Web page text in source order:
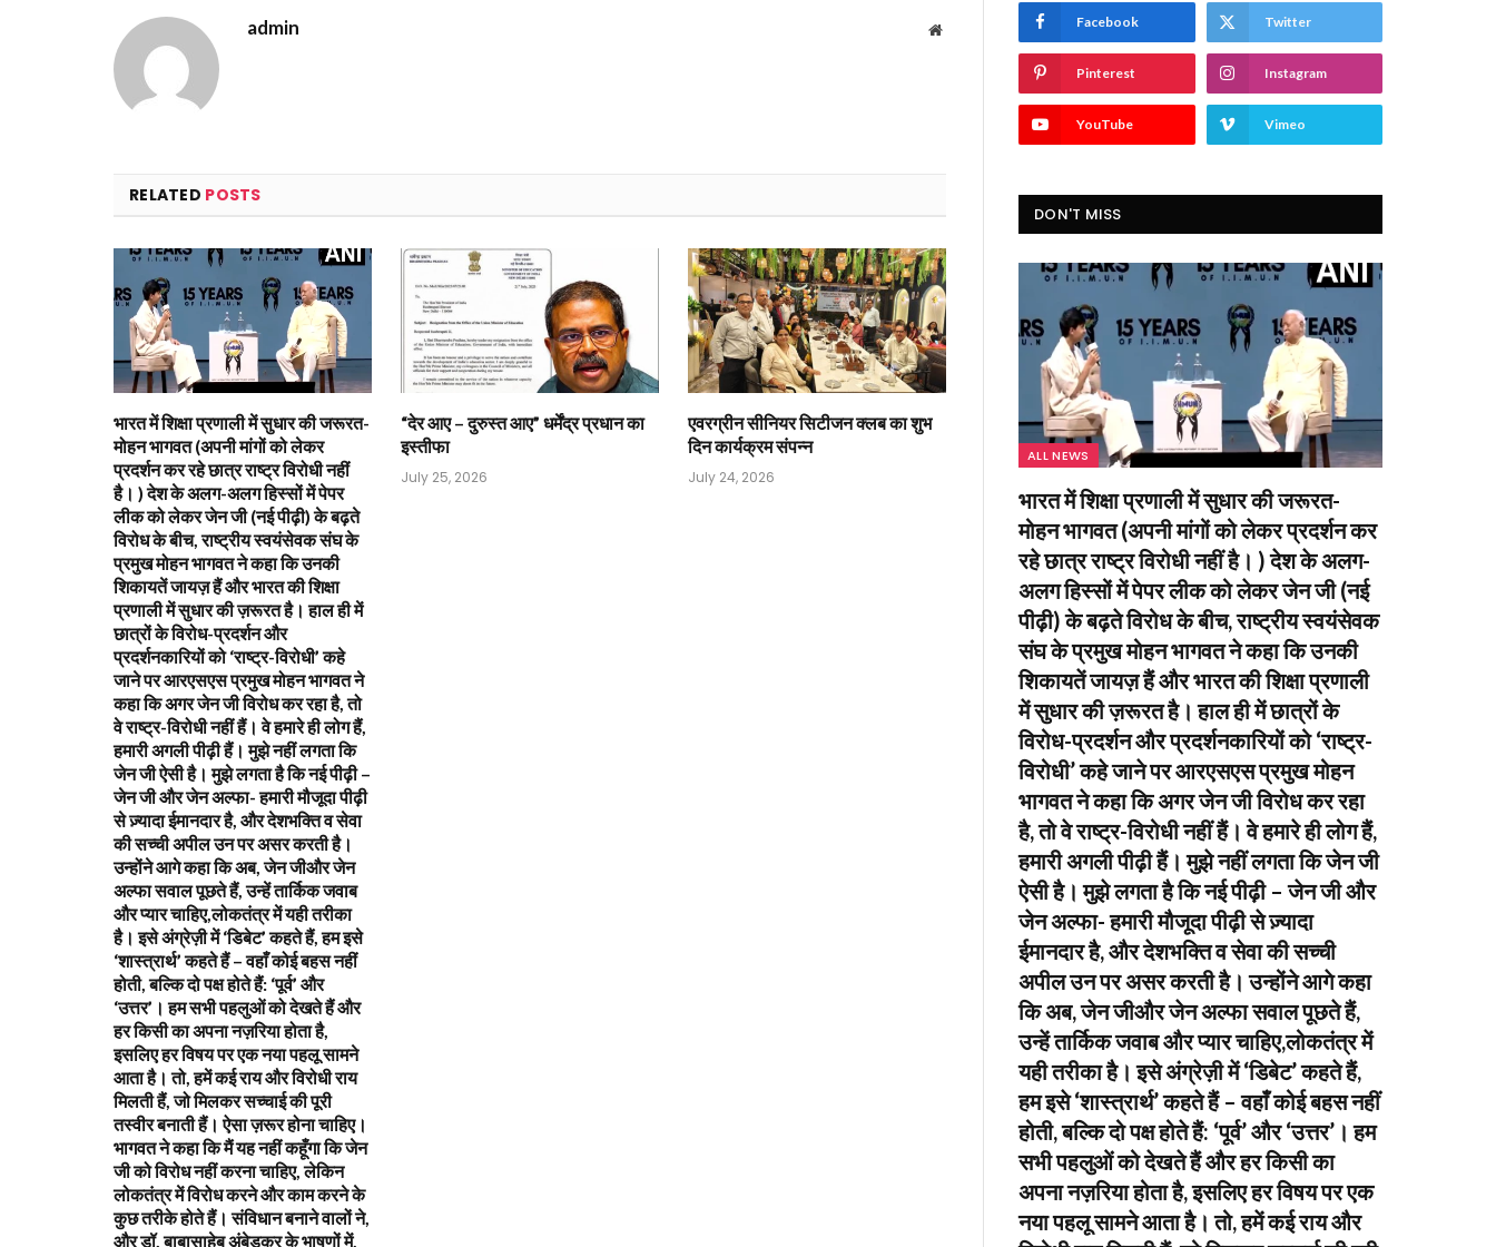
admin Website
RELATED POSTS
भारत में शिक्षा प्रणाली में सुधार की जरूरत-
मोहन भागवत (अपनी मांगों को लेकर
प्रदर्शन कर रहे छात्र राष्ट्र विरोधी नहीं
है। ) देश के अलग-अलग हिस्सों में पेपर
लीक को लेकर जेन जी (नई पीढ़ी) के बढ़ते
विरोध के बीच, राष्ट्रीय स्वयंसेवक संघ के
प्रमुख मोहन भागवत ने कहा कि उनकी
शिकायतें जायज़ हैं और भारत की शिक्षा
प्रणाली में सुधार की ज़रूरत है। हाल ही में
छात्रों के विरोध-प्रदर्शन और
प्रदर्शनकारियों को ‘राष्ट्र-विरोधी’ कहे
जाने पर आरएसएस प्रमुख मोहन भागवत ने
कहा कि अगर जेन जी विरोध कर रहा है, तो
वे राष्ट्र-विरोधी नहीं हैं। वे हमारे ही लोग हैं,
हमारी अगली पीढ़ी हैं। मुझे नहीं लगता कि
जेन जी ऐसी है। मुझे लगता है कि नई पीढ़ी –
जेन जी और जेन अल्फा- हमारी मौजूदा पीढ़ी
से ज़्यादा ईमानदार है, और देशभक्ति व सेवा
की सच्ची अपील उन पर असर करती है।
उन्होंने आगे कहा कि अब, जेन जीऔर जेन
अल्फा सवाल पूछते हैं, उन्हें तार्किक जवाब
और प्यार चाहिए,लोकतंत्र में यही तरीका
है। इसे अंग्रेज़ी में ‘डिबेट’ कहते हैं, हम इसे
‘शास्त्रार्थ’ कहते हैं – वहाँ कोई बहस नहीं
होती, बल्कि दो पक्ष होते हैं: ‘पूर्व’ और
‘उत्तर’। हम सभी पहलुओं को देखते हैं और
हर किसी का अपना नज़रिया होता है,
इसलिए हर विषय पर एक नया पहलू सामने
आता है। तो, हमें कई राय और विरोधी राय
मिलती हैं, जो मिलकर सच्चाई की पूरी
तस्वीर बनाती हैं। ऐसा ज़रूर होना चाहिए।
भागवत ने कहा कि मैं यह नहीं कहूँगा कि जेन
जी को विरोध नहीं करना चाहिए, लेकिन
लोकतंत्र में विरोध करने और काम करने के
कुछ तरीके होते हैं। संविधान बनाने वालों ने,
और डॉ. बाबासाहेब अंबेडकर के भाषणों में,
“देर आए – दुरुस्त आए” धर्मेंद्र प्रधान का
इस्तीफा
July 25, 2026
एवरग्रीन सीनियर सिटीजन क्लब का शुभ
दिन कार्यक्रम संपन्न
July 24, 2026
Facebook Twitter
Pinterest Instagram
YouTube Vimeo
DON'T MISS
ALL NEWS
भारत में शिक्षा प्रणाली में सुधार की जरूरत-
मोहन भागवत (अपनी मांगों को लेकर प्रदर्शन कर
रहे छात्र राष्ट्र विरोधी नहीं है। ) देश के अलग-
अलग हिस्सों में पेपर लीक को लेकर जेन जी (नई
पीढ़ी) के बढ़ते विरोध के बीच, राष्ट्रीय स्वयंसेवक
संघ के प्रमुख मोहन भागवत ने कहा कि उनकी
शिकायतें जायज़ हैं और भारत की शिक्षा प्रणाली
में सुधार की ज़रूरत है। हाल ही में छात्रों के
विरोध-प्रदर्शन और प्रदर्शनकारियों को ‘राष्ट्र-
विरोधी’ कहे जाने पर आरएसएस प्रमुख मोहन
भागवत ने कहा कि अगर जेन जी विरोध कर रहा
है, तो वे राष्ट्र-विरोधी नहीं हैं। वे हमारे ही लोग हैं,
हमारी अगली पीढ़ी हैं। मुझे नहीं लगता कि जेन जी
ऐसी है। मुझे लगता है कि नई पीढ़ी – जेन जी और
जेन अल्फा- हमारी मौजूदा पीढ़ी से ज़्यादा
ईमानदार है, और देशभक्ति व सेवा की सच्ची
अपील उन पर असर करती है। उन्होंने आगे कहा
कि अब, जेन जीऔर जेन अल्फा सवाल पूछते हैं,
उन्हें तार्किक जवाब और प्यार चाहिए,लोकतंत्र में
यही तरीका है। इसे अंग्रेज़ी में ‘डिबेट’ कहते हैं,
हम इसे ‘शास्त्रार्थ’ कहते हैं – वहाँ कोई बहस नहीं
होती, बल्कि दो पक्ष होते हैं: ‘पूर्व’ और ‘उत्तर’। हम
सभी पहलुओं को देखते हैं और हर किसी का
अपना नज़रिया होता है, इसलिए हर विषय पर एक
नया पहलू सामने आता है। तो, हमें कई राय और